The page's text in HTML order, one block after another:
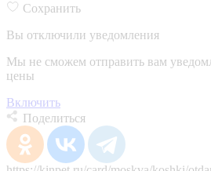
Сохранить
Вы отключили уведомления
Мы не сможем отправить вам
цены
Включить
Поделиться